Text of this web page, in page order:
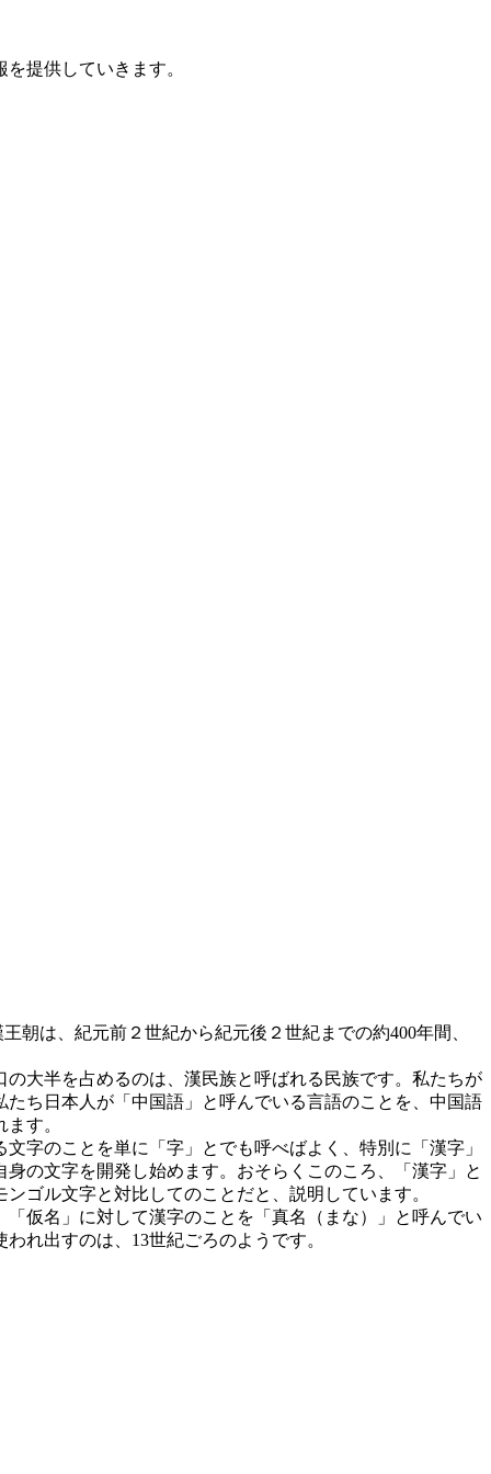
朝は、紀元前２世紀から紀元後２世紀までの約400年間、
大半を占めるのは、漢民族と呼ばれる民族です。私たちが
ち日本人が「中国語」と呼んでいる言語のことを、中国語
す。
字のことを単に「字」とでも呼べばよく、特別に「漢字」
の文字を開発し始めます。おそらくこのころ、「漢字」と
ゴル文字と対比してのことだと、説明しています。
仮名」に対して漢字のことを「真名（まな）」と呼んでい
れ出すのは、13世紀ごろのようです。